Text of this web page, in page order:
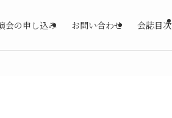
会の申し込み お問い合わせ 会誌目次